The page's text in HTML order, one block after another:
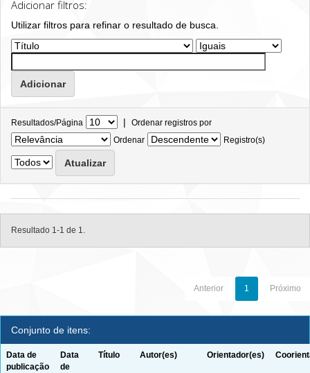
Adicionar filtros:
Utilizar filtros para refinar o resultado de busca.
Resultados/Página | Ordenar registros por
Ordenar
Registro(s)
Resultado 1-1 de 1.
Anterior 1 Próximo
Conjunto de itens:
Data de
publicação
Data
de
Título Autor(es) Orientador(es)